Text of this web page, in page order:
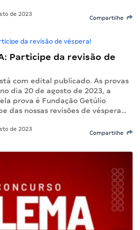
de 2023
Compartilhe
Participe da revisão de
com edital publicado. As provas
dia 20 de agosto de 2023, a
prova é Fundação Getúlio
das nossas revisões de véspera…
de 2023
Compartilhe